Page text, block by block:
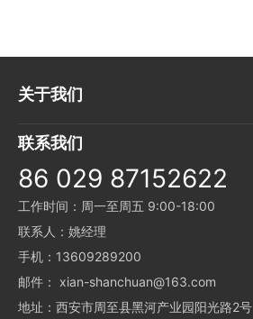
关于我们
联系我们
86 029 87152622
工作时间：周一至周五 9:00-18:00
联系人：姚经理
手机：13609289200
邮件： xian-shanchuan@163.com
地址：西安市周至县黑河产业园阳光路2号